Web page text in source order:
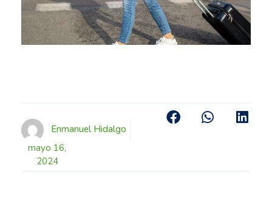
Enmanuel Hidalgo
mayo 16,
2024